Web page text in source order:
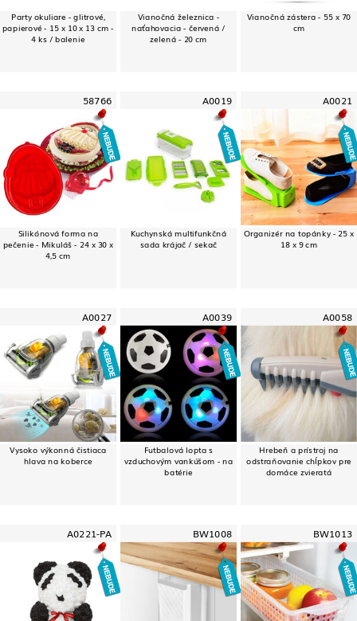
Party okuliare - glitrové,
papierové - 15 x 10 x 13 cm -
4 ks / balenie
Vianočná železnica -
naťahovacia - červená /
zelená - 20 cm
Vianočná zástera - 55 x 70
cm
58766
Silikónová forma na
pečenie - Mikuláš - 24 x 30 x
4,5 cm
A0019
Kuchynská multifunkčná
sada krájač / sekač
A0021
Organizér na topánky - 25 x
18 x 9 cm
A0027
Vysoko výkonná čistiaca
hlava na koberce
A0039
Futbalová lopta s
vzduchovým vankúšom - na
batérie
A0058
Hrebeň a prístroj na
odstraňovanie chĺpkov pre
domáce zvieratá
A0221-PA BW1008 BW1013